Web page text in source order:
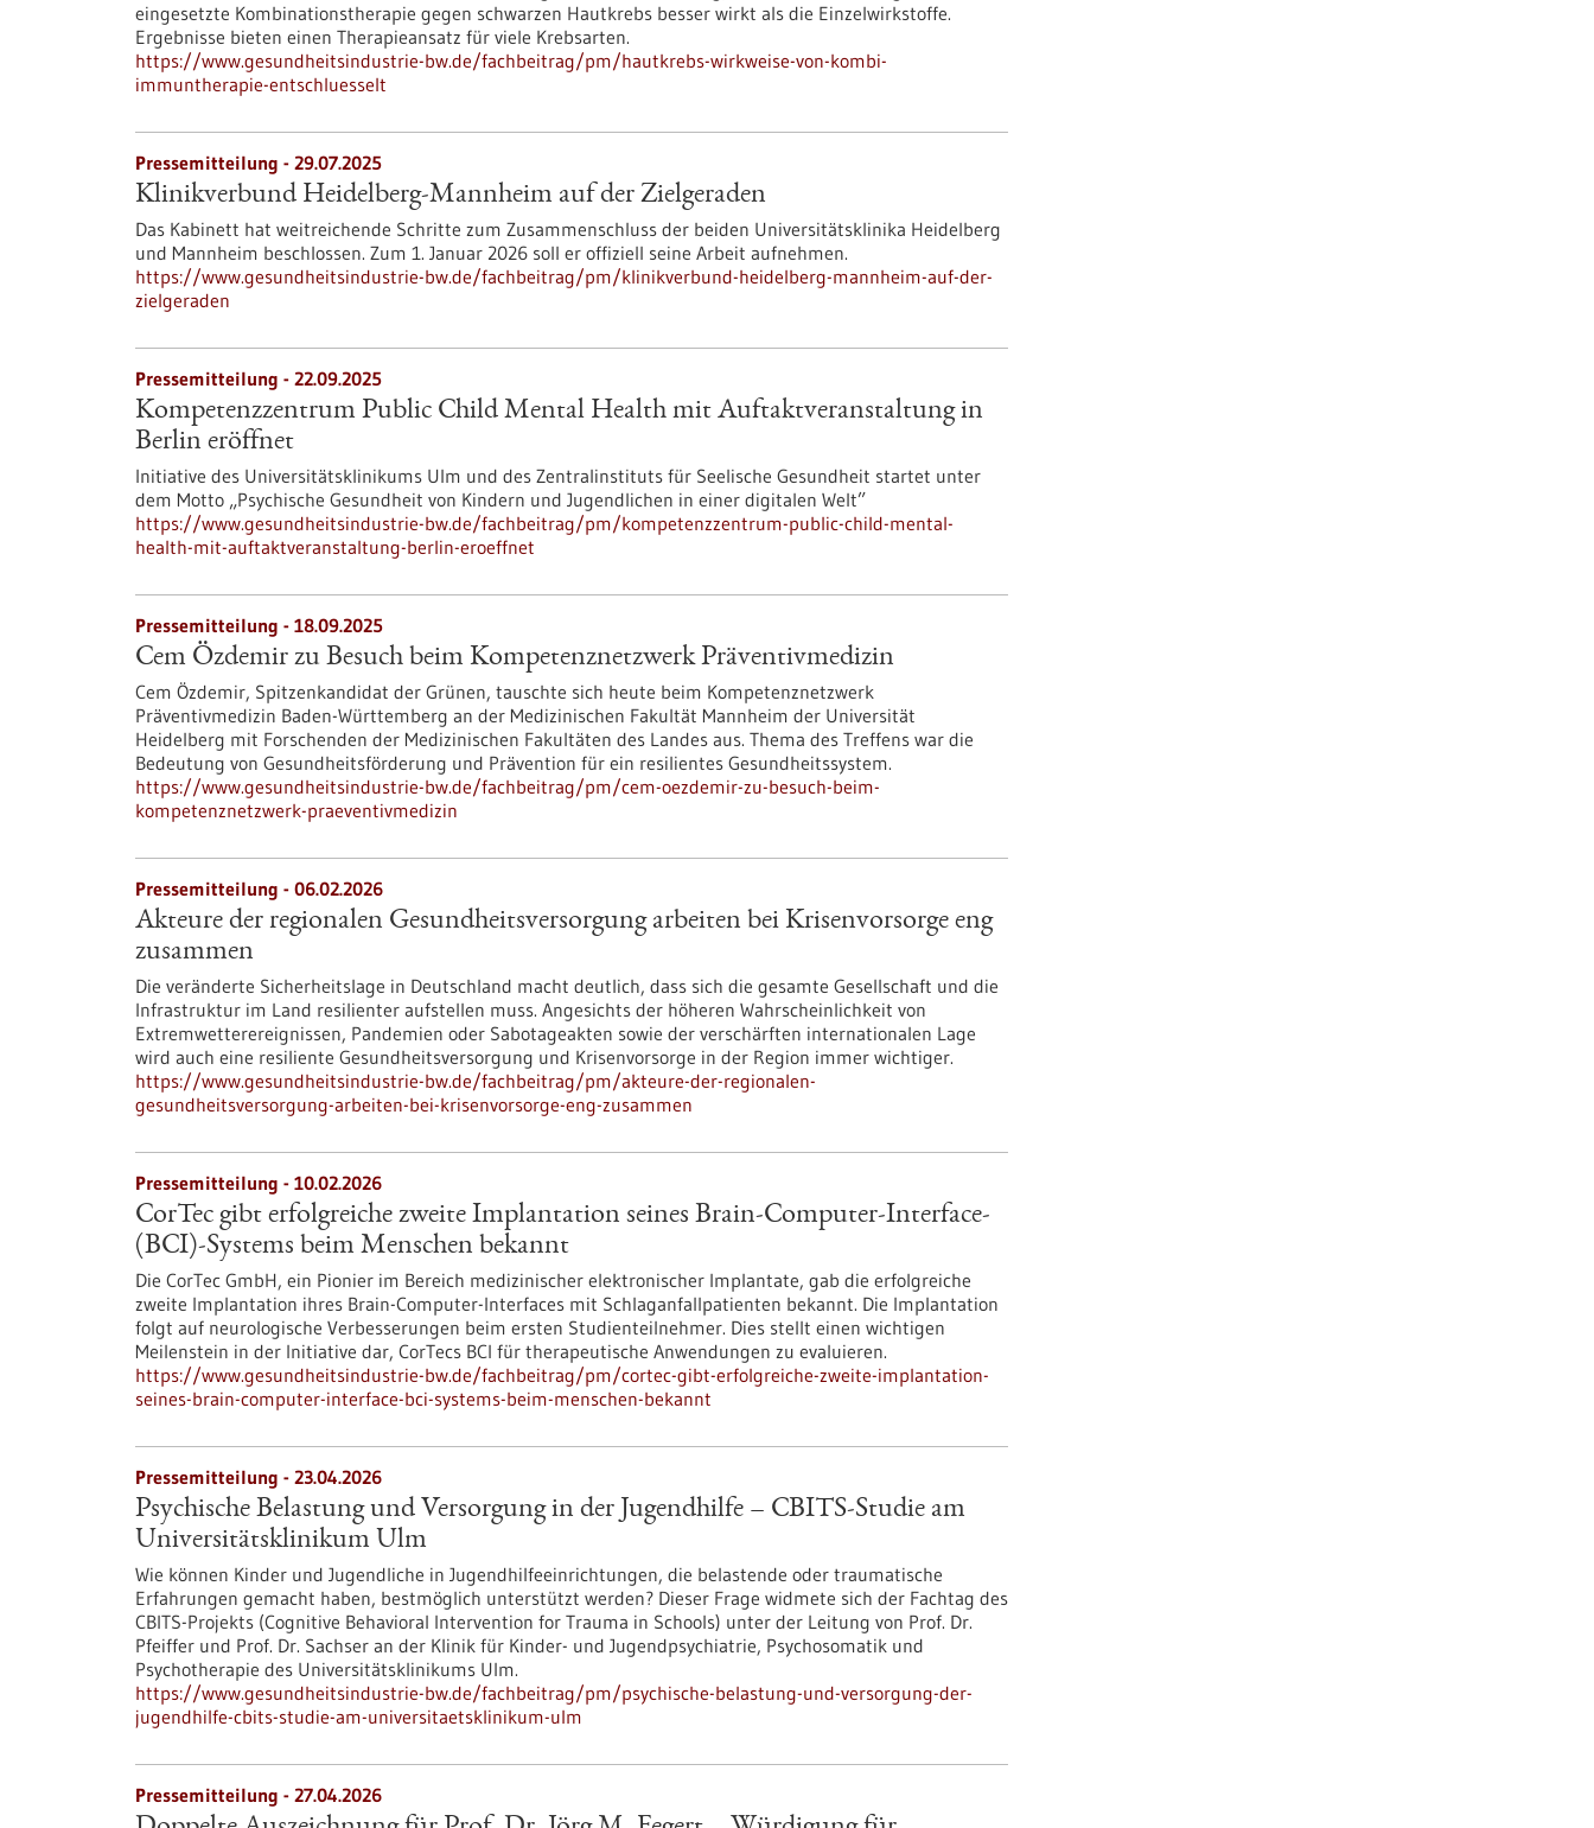
eingesetzte Kombinationstherapie gegen schwarzen Hautkrebs besser wirkt als die Einzelwirkstoffe.
Ergebnisse bieten einen Therapieansatz für viele Krebsarten.
https://www.gesundheitsindustrie-bw.de/fachbeitrag/pm/hautkrebs-wirkweise-von-kombi-
immuntherapie-entschluesselt
Pressemitteilung - 29.07.2025
Klinikverbund Heidelberg-Mannheim auf der Zielgeraden
Das Kabinett hat weitreichende Schritte zum Zusammenschluss der beiden Universitätsklinika Heidelberg
und Mannheim beschlossen. Zum 1. Januar 2026 soll er offiziell seine Arbeit aufnehmen.
https://www.gesundheitsindustrie-bw.de/fachbeitrag/pm/klinikverbund-heidelberg-mannheim-auf-der-
zielgeraden
Pressemitteilung - 22.09.2025
Kompetenzzentrum Public Child Mental Health mit Auftaktveranstaltung in
Berlin eröffnet
Initiative des Universitätsklinikums Ulm und des Zentralinstituts für Seelische Gesundheit startet unter
dem Motto „Psychische Gesundheit von Kindern und Jugendlichen in einer digitalen Welt”
https://www.gesundheitsindustrie-bw.de/fachbeitrag/pm/kompetenzzentrum-public-child-mental-
health-mit-auftaktveranstaltung-berlin-eroeffnet
Pressemitteilung - 18.09.2025
Cem Özdemir zu Besuch beim Kompetenznetzwerk Präventivmedizin
Cem Özdemir, Spitzenkandidat der Grünen, tauschte sich heute beim Kompetenznetzwerk
Präventivmedizin Baden-Württemberg an der Medizinischen Fakultät Mannheim der Universität
Heidelberg mit Forschenden der Medizinischen Fakultäten des Landes aus. Thema des Treffens war die
Bedeutung von Gesundheitsförderung und Prävention für ein resilientes Gesundheitssystem.
https://www.gesundheitsindustrie-bw.de/fachbeitrag/pm/cem-oezdemir-zu-besuch-beim-
kompetenznetzwerk-praeventivmedizin
Pressemitteilung - 06.02.2026
Akteure der regionalen Gesundheitsversorgung arbeiten bei Krisenvorsorge eng
zusammen
Die veränderte Sicherheitslage in Deutschland macht deutlich, dass sich die gesamte Gesellschaft und die
Infrastruktur im Land resilienter aufstellen muss. Angesichts der höheren Wahrscheinlichkeit von
Extremwetterereignissen, Pandemien oder Sabotageakten sowie der verschärften internationalen Lage
wird auch eine resiliente Gesundheitsversorgung und Krisenvorsorge in der Region immer wichtiger.
https://www.gesundheitsindustrie-bw.de/fachbeitrag/pm/akteure-der-regionalen-
gesundheitsversorgung-arbeiten-bei-krisenvorsorge-eng-zusammen
Pressemitteilung - 10.02.2026
CorTec gibt erfolgreiche zweite Implantation seines Brain-Computer-Interface-
(BCI)-Systems beim Menschen bekannt
Die CorTec GmbH, ein Pionier im Bereich medizinischer elektronischer Implantate, gab die erfolgreiche
zweite Implantation ihres Brain-Computer-Interfaces mit Schlaganfallpatienten bekannt. Die Implantation
folgt auf neurologische Verbesserungen beim ersten Studienteilnehmer. Dies stellt einen wichtigen
Meilenstein in der Initiative dar, CorTecs BCI für therapeutische Anwendungen zu evaluieren.
https://www.gesundheitsindustrie-bw.de/fachbeitrag/pm/cortec-gibt-erfolgreiche-zweite-implantation-
seines-brain-computer-interface-bci-systems-beim-menschen-bekannt
Pressemitteilung - 23.04.2026
Psychische Belastung und Versorgung in der Jugendhilfe – CBITS-​Studie am
Universitätsklinikum Ulm
Wie können Kinder und Jugendliche in Jugendhilfeeinrichtungen, die belastende oder traumatische
Erfahrungen gemacht haben, bestmöglich unterstützt werden? Dieser Frage widmete sich der Fachtag des
CBITS-​Projekts (Cognitive Behavioral Intervention for Trauma in Schools) unter der Leitung von Prof. Dr.
Pfeiffer und Prof. Dr. Sachser an der Klinik für Kinder-​ und Jugendpsychiatrie, Psychosomatik und
Psychotherapie des Universitätsklinikums Ulm.
https://www.gesundheitsindustrie-bw.de/fachbeitrag/pm/psychische-belastung-und-versorgung-der-
jugendhilfe-cbits-studie-am-universitaetsklinikum-ulm
Pressemitteilung - 27.04.2026